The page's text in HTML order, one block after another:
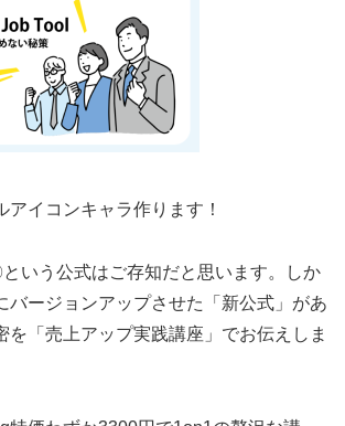
アイコンキャラ作ります！
という公式はご存知だと思います。しか
バージョンアップさせた「新公式」があ
を「売上アップ実践講座」でお伝えしま